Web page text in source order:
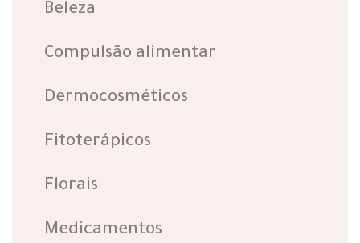
Beleza
Compulsão alimentar
Dermocosméticos
Fitoterápicos
Florais
Medicamentos